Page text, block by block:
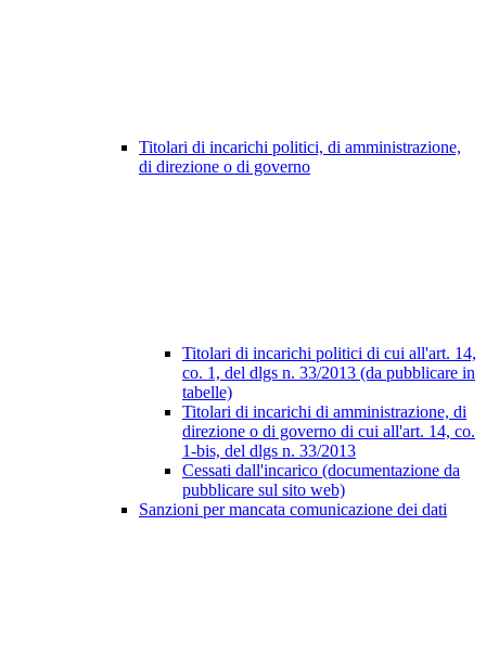
Titolari di incarichi politici, di amministrazione,
di direzione o di governo
Titolari di incarichi politici di cui all'art. 14,
co. 1, del dlgs n. 33/2013 (da pubblicare in
tabelle)
Titolari di incarichi di amministrazione, di
direzione o di governo di cui all'art. 14, co.
1-bis, del dlgs n. 33/2013
Cessati dall'incarico (documentazione da
pubblicare sul sito web)
Sanzioni per mancata comunicazione dei dati